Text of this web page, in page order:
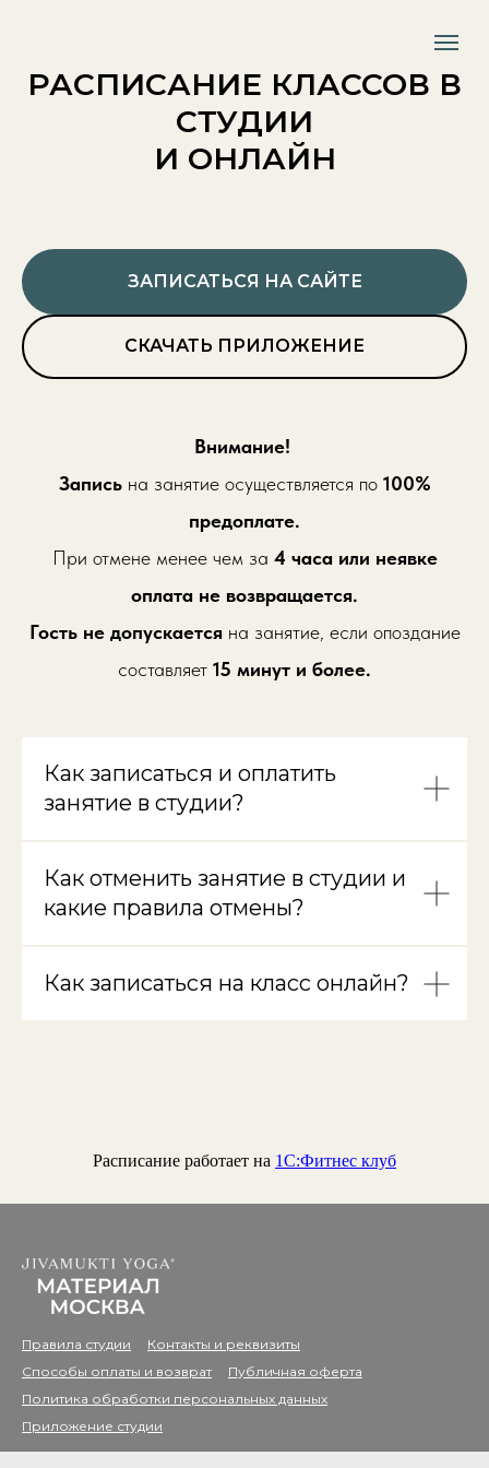
РАСПИСАНИЕ КЛАССОВ В
СТУДИИ
И ОНЛАЙН
ЗАПИСАТЬСЯ НА САЙТЕ
СКАЧАТЬ ПРИЛОЖЕНИЕ
Внимание!
Записьна занятие осуществляется по 100%
предоплате.
При отмене менее чем за 4 часа или неявке
оплата не возвращается.
Гость не допускается на занятие, если опоздание
составляет 15 минут и более.
Как записаться и оплатить
занятие в студии?
Как отменить занятие в студии и
какие правила отмены?
Как записаться на класс онлайн?
Расписание работает на 1С:Фитнес клуб
Правила студии
Контакты и реквизиты
Способы оплаты и возврат
Публичная оферта
Политика обработки персональных данных
Приложение студии